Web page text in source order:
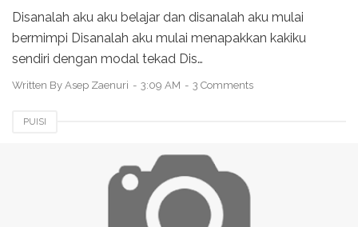
Disanalah aku aku belajar dan disanalah aku mulai
bermimpi Disanalah aku mulai menapakkan kakiku
sendiri dengan modal tekad Dis…
Written By Asep Zaenuri 3:09 AM 3 Comments
PUISI